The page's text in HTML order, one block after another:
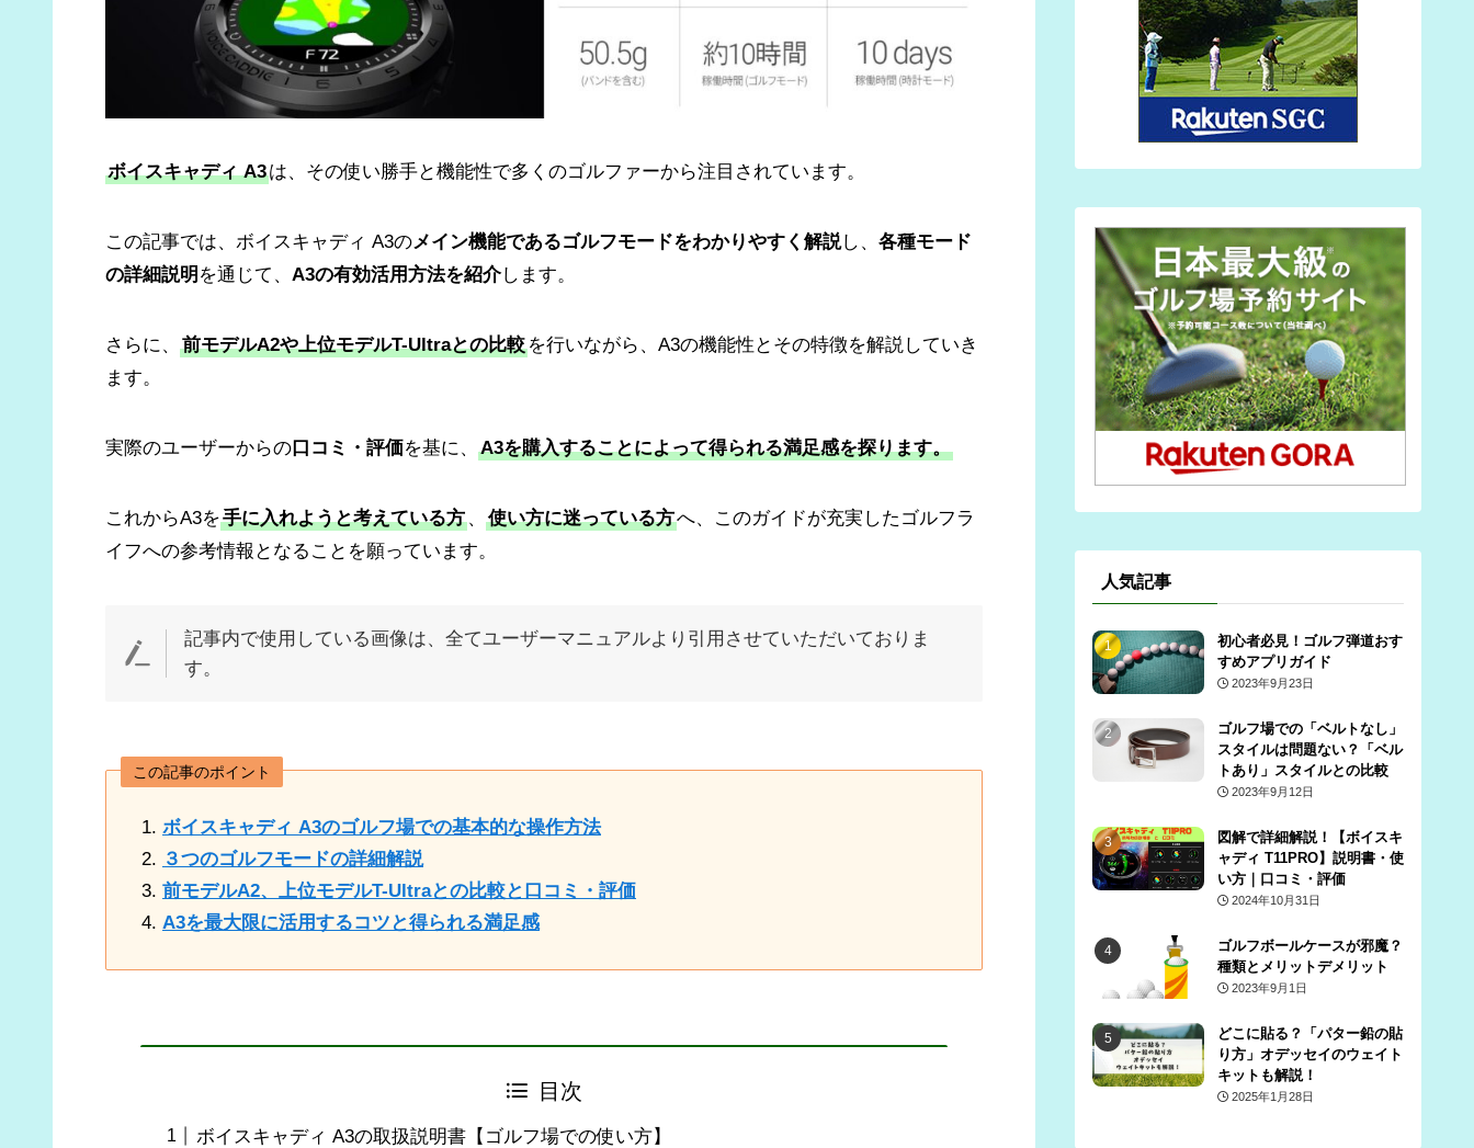
ボイスキャディ A3は、その使い勝手と機能性で多くのゴルファーから注目されています。
この記事では、ボイスキャディ A3のメイン機能であるゴルフモードをわかりやすく解説し、 各種モード
の詳細説明 を通じて、 A3の有効活用方法を紹介します。
さらに、 前モデルA2や上位モデルT-Ultraとの比較 を行いながら、A3の機能性とその特徴を解説していき
ます。
実際のユーザーからの口コミ・評価を基に、 A3を購入することによって得られる満足感を探ります。
これからA3を手に入れようと考えている方 、 使い方に迷っている方へ、このガイドが充実したゴルフラ
イフへの参考情報となることを願っています。
記事内で使用している画像は、全てユーザーマニュアルより引用させていただいておりま
す。
この記事のポイント
ボイスキャディ A3のゴルフ場での基本的な操作方法
３つのゴルフモードの詳細解説
前モデルA2、上位モデルT-Ultraとの比較と口コミ・評価
A3を最大限に活用するコツと得られる満足感
目次
ボイスキャディ A3の取扱説明書【ゴルフ場での使い方】
人気記事
初心者必見！ゴルフ弾道おす
すめアプリガイド
2023年9月23日
ゴルフ場での「ベルトなし」
スタイルは問題ない？「ベル
トあり」スタイルとの比較
2023年9月12日
図解で詳細解説！【ボイスキ
ャディ T11PRO】説明書・使
い方｜口コミ・評価
2024年10月31日
ゴルフボールケースが邪魔？
種類とメリットデメリット
2023年9月1日
どこに貼る？「パター鉛の貼
り方」オデッセイのウェイト
キットも解説！
2025年1月28日